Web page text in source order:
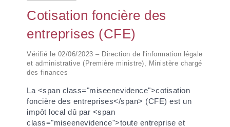
Cotisation foncière des
entreprises (CFE)
Vérifié le 02/06/2023 – Direction de l'information légale
et administrative (Première ministre), Ministère chargé
des finances
La <span class="miseenevidence">cotisation
foncière des entreprises</span> (CFE) est un
impôt local dû par <span
class="miseenevidence">toute entreprise et